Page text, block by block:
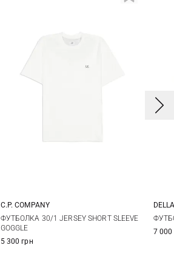
M L XL XXL
C.P. COMPANY
ФУТБОЛКА 30/1 JERSEY SHORT SLEEVE
GOGGLE
5 300 грн
7 000